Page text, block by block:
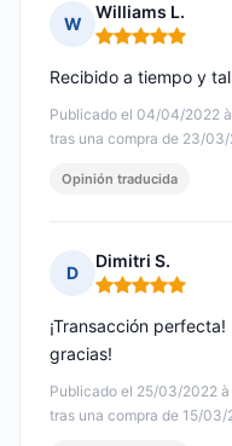
W
Williams L.
Nota: 5 de 5
Publicado el 04/04/2022
tras una compra de 23/
Recibido a tiempo y
Opinión traducida
D
Dimitri S.
Nota: 5 de 5
Publicado el 25/03/2022 à
tras una compra de 15/03/
¡Transacción
gracias!